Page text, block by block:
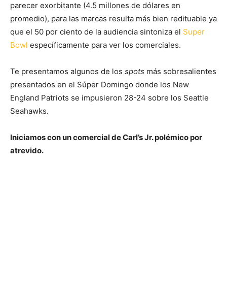
parecer exorbitante (4.5 millones de dólares en
promedio), para las marcas resulta más bien redituable ya
que el 50 por ciento de la audiencia sintoniza el Super
Bowl específicamente para ver los comerciales.
Te presentamos algunos de los spots más sobresalientes
presentados en el Súper Domingo donde los New
England Patriots se impusieron 28-24 sobre los Seattle
Seahawks.
Iniciamos con un comercial de Carl’s Jr. polémico por
atrevido.